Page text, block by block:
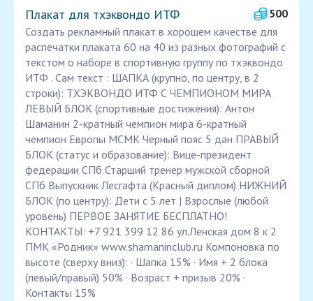
Плакат для тхэквондо ИТФ
500
Создать рекламный плакат в хорошем качестве для
распечатки плаката 60 на 40 из разных фотографий с
текстом о наборе в спортивную группу по тхэквондо
ИТФ . Сам текст : ШАПКА (крупно, по центру, в 2
строки): ТХЭКВОНДО ИТФ С ЧЕМПИОНОМ МИРА
ЛЕВЫЙ БЛОК (спортивные достижения): Антон
Шаманин 2-кратный чемпион мира 6-кратный
чемпион Европы МСМК Черный пояс 5 дан ПРАВЫЙ
БЛОК (статус и образование): Вице-президент
федерации СПб Старший тренер мужской сборной
СПб Выпускник Лесгафта (Красный диплом) НИЖНИЙ
БЛОК (по центру): Дети с 5 лет | Взрослые (любой
уровень) ПЕРВОЕ ЗАНЯТИЕ БЕСПЛАТНО!
КОНТАКТЫ: +7 921 399 12 86 ул.Ленская дом 8 к 2
ПМК «Родник» www.shamaninclub.ru Компоновка по
высоте (сверху вниз): · Шапка 15% · Имя + 2 блока
(левый/правый) 50% · Возраст + призыв 20% ·
Контакты 15%